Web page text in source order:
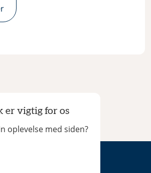
er vigtig for os
oplevelse med siden?